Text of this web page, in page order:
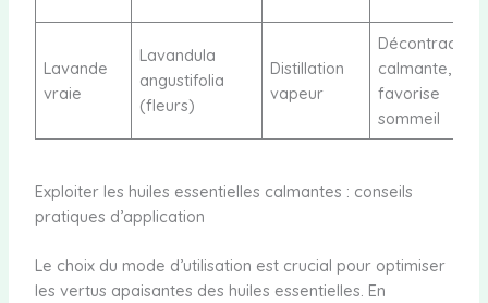
Lavande
vraie
Lavandula
angustifolia
(fleurs)
Distillation
vapeur
calmante,
favorise
sommeil
Exploiter les huiles essentielles calmantes : conseils
pratiques d’application
Le choix du mode d’utilisation est crucial pour optimiser
les vertus apaisantes des huiles essentielles. En